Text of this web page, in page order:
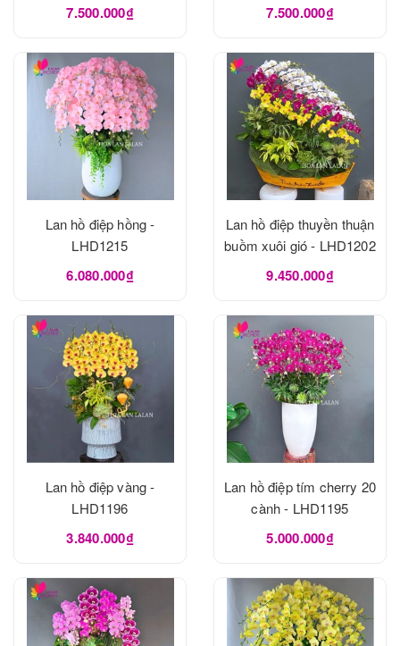
7.500.000₫ 7.500.000₫
Lan hồ điệp hồng -
LHD1215
6.080.000₫
Lan hồ điệp thuyền thuận
buồm xuôi gió - LHD1202
9.450.000₫
Lan hồ điệp vàng -
LHD1196
3.840.000₫
Lan hồ điệp tím cherry 20
cành - LHD1195
5.000.000₫